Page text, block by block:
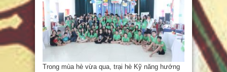
Trong mùa hè vừa qua, trại hè Kỹ năng hướng